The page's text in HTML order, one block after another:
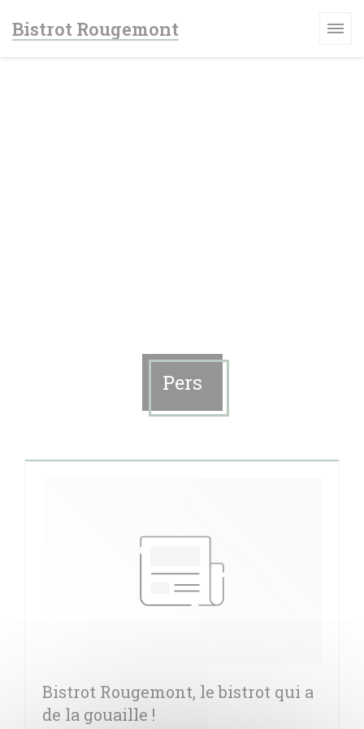
Bistrot Rougemont
Pers
Bistrot Rougemont, le bistrot qui a
de la gouaille !